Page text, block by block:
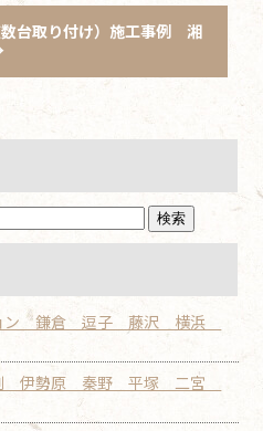
台取り付け）施工事例 湘
ョン 鎌倉 逗子 藤沢 横浜
例 伊勢原 秦野 平塚 二宮